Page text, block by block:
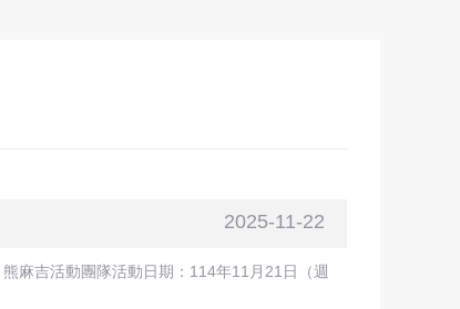
2025-11-22
麻吉活動團隊活動日期：114年11月21日（週